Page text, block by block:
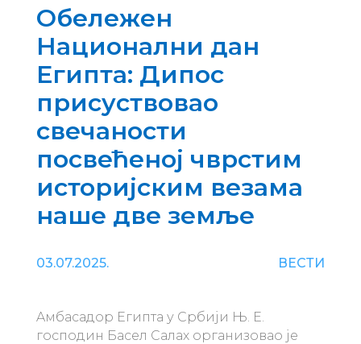
Обележен
Национални дан
Египта: Дипос
присуствовао
свечаности
посвећеној чврстим
историјским везама
наше две земље
03.07.2025. ВЕСТИ
Aмбасадор Египта у Србији Њ. Е.
господин Басел Салах организовао је